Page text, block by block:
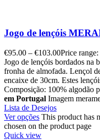
Jogo de lençóis
€95.00 – €103.00Price
Jogo de lençóis bordados na
fronha de almofada. Lençol
encaixe de 30cm. Estes
Composição: 100% algodão
em Portugal Imagem
Lista de Desejos
Ver opções This product has
chosen on the product page
Quick view